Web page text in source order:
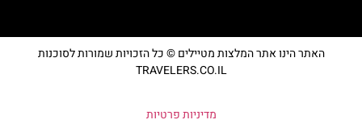
האתר הינו אתר המלצות מטיילים © כל הזכויות שמורות לסוכנות
TRAVELERS.CO.IL
מדיניות פרטיות